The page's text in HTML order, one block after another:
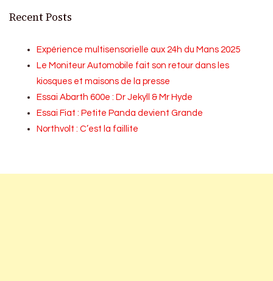
Recent Posts
Expérience multisensorielle aux 24h du Mans 2025
Le Moniteur Automobile fait son retour dans les
kiosques et maisons de la presse
Essai Abarth 600e : Dr Jekyll & Mr Hyde
Essai Fiat : Petite Panda devient Grande
Northvolt : C’est la faillite